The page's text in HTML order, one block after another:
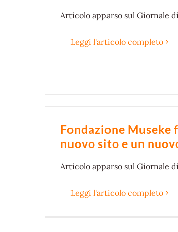
Articolo apparso sul Giornale
Leggi l'articolo completo
Fondazione Museke
nuovo sito e un
Articolo apparso sul Giornale
Leggi l'articolo completo